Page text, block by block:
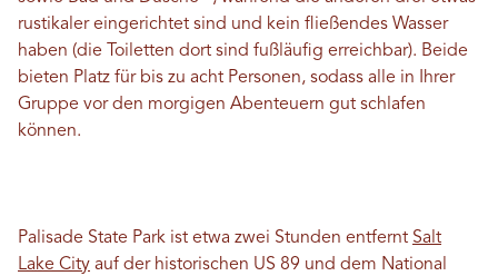
rustikaler eingerichtet sind und kein fließendes Wasser
haben (die Toiletten dort sind fußläufig erreichbar). Beide
bieten Platz für bis zu acht Personen, sodass alle in Ihrer
Gruppe vor den morgigen Abenteuern gut schlafen
können.
Palisade State Park ist etwa zwei Stunden entfernt Salt
Lake City auf der historischen US 89 und dem National